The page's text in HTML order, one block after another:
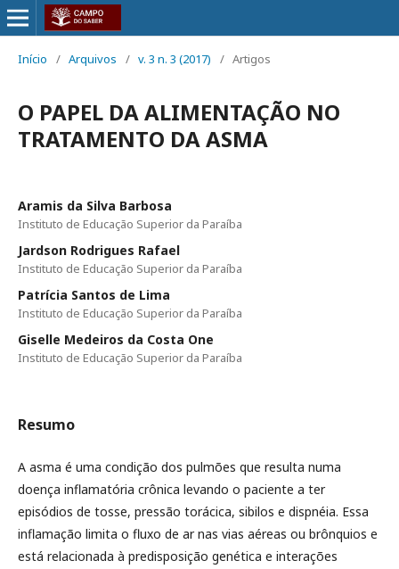
Início / Arquivos / v. 3 n. 3 (2017) / Artigos
O PAPEL DA ALIMENTAÇÃO NO
TRATAMENTO DA ASMA
Aramis da Silva Barbosa
Instituto de Educação Superior da Paraíba
Jardson Rodrigues Rafael
Instituto de Educação Superior da Paraíba
Patrícia Santos de Lima
Instituto de Educação Superior da Paraíba
Giselle Medeiros da Costa One
Instituto de Educação Superior da Paraíba
Resumo
A asma é uma condição dos pulmões que resulta numa
doença inflamatória crônica levando o paciente a ter
episódios de tosse, pressão torácica, sibilos e dispnéia. Essa
inflamação limita o fluxo de ar nas vias aéreas ou brônquios e
está relacionada à predisposição genética e interações